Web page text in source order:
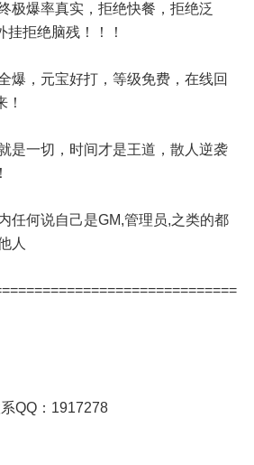
极爆率真实，拒绝快餐，拒绝泛
拒绝脑残！！！
爆，元宝好打，等级免费，在线回
是一切，时间才是王道，散人逆袭
任何说自己是GM,管理员,之类的都
人
QQ：1917278